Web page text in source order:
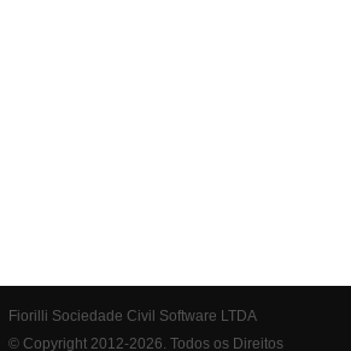
Fiorilli Sociedade Civil Software LTDA
© Copyright 2012-2026. Todos os Direitos